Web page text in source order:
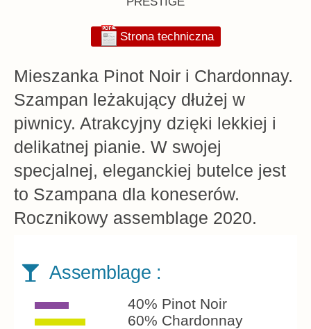
Strona techniczna
Mieszanka Pinot Noir i Chardonnay.
Szampan leżakujący dłużej w
piwnicy. Atrakcyjny dzięki lekkiej i
delikatnej pianie. W swojej
specjalnej, eleganckiej butelce jest
to Szampana dla koneserów.
Rocznikowy assemblage 2020.
Assemblage :
40% Pinot Noir
60% Chardonnay